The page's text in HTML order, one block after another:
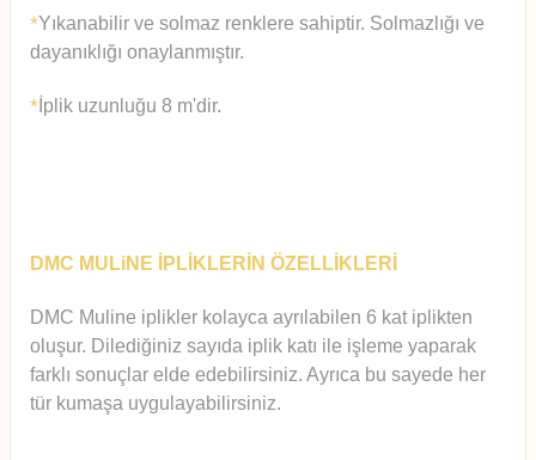
*Yıkanabilir ve solmaz renklere sahiptir. Solmazlığı ve
dayanıklığı onaylanmıştır.
* İplik uzunluğu 8 m'dir.
DMC MULiNE İPLİKLERİN ÖZELLİKLERİ
DMC Muline iplikler kolayca ayrılabilen 6 kat iplikten
oluşur. Dilediğiniz sayıda iplik katı ile işleme yaparak
farklı sonuçlar elde edebilirsiniz. Ayrıca bu sayede her
tür kumaşa uygulayabilirsiniz.